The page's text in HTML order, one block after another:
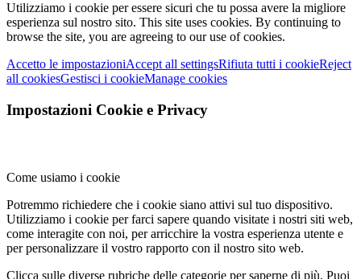
Utilizziamo i cookie per essere sicuri che tu possa avere la migliore
esperienza sul nostro sito. This site uses cookies. By continuing to
browse the site, you are agreeing to our use of cookies.
Accetto le impostazioniAccept all settingsRifiuta tutti i cookieReject
all cookiesGestisci i cookieManage cookies
Impostazioni Cookie e Privacy
Come usiamo i cookie
Potremmo richiedere che i cookie siano attivi sul tuo dispositivo.
Utilizziamo i cookie per farci sapere quando visitate i nostri siti web,
come interagite con noi, per arricchire la vostra esperienza utente e
per personalizzare il vostro rapporto con il nostro sito web.
Clicca sulle diverse rubriche delle categorie per saperne di più. Puoi